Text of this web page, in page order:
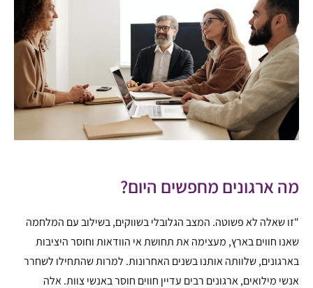
מה ארגונים מחפשים היום?
"זו שאלה לא פשוטה. המצב הגלובלי בשווקים, בשילוב עם המלחמה
שאנו חווים בארץ, מעצימה את תחושת אי הוודאות וחוסר היציבות
בארגונים, שלוותה אותנו בשנים האחרונות. למרות שהתחילו לשחרר
אנשי מילואים, ארגונים רבים עדיין חווים חוסר באנשי צוות. אלה